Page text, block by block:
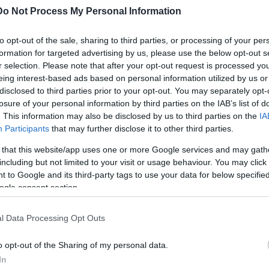
Not Process My Personal Information
opt-out of the sale, sharing to third parties, or processing of your
for targeted advertising by us, please use the below opt-out
selection. Please note that after your opt-out request is processed
interest-based ads based on personal information utilized by us
to third parties prior to your opt-out. You may separately
of your personal information by third parties on the IAB’s list of
This information may also be disclosed by us to third parties on the
Participants that may further disclose it to other third parties.
that this website/app uses one or more Google services and may
but not limited to your visit or usage behaviour. You may
to Google and its third-party tags to use your data for below
consent section.
Data Processing Opt Outs
opt-out of the Sharing of my personal data.
Πετράλωνα
που είχε τοποθετηθεί, είχε εκραγείλίγα
25ης Ιανουαρίου. Συγκεκριμένα, από την
υλικές ζημιές σε σταθμευμένο ΙΧ, αλλά και κρατήρας
Αγγλικών σε μόνο 2 ημέρες στα
η πιο Εύκολη Πιστοποίηση